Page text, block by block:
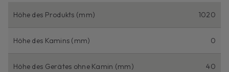
Höhe des Produkts (mm) 1020
Höhe des Kamins (mm) 0
Höhe des Gerätes ohne Kamin (mm) 40